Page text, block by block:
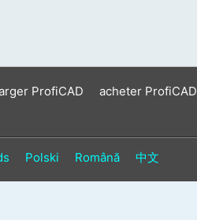
ProfiCAD acheter ProfiCAD
Polski Română 中文